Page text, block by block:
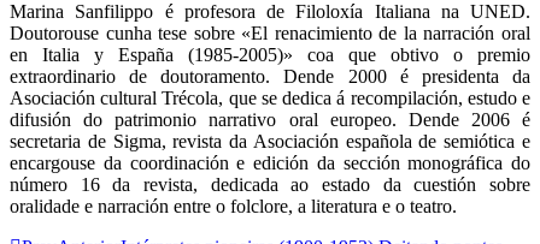
Marina Sanfilippo é profesora de Filoloxía Italiana na UNED.
Doutorouse cunha tese sobre «El renacimiento de la narración oral
en Italia y España (1985-2005)» coa que obtivo o premio
extraordinario de doutoramento. Dende 2000 é presidenta da
Asociación cultural Trécola, que se dedica á recompilación, estudo e
difusión do patrimonio narrativo oral europeo. Dende 2006 é
secretaria de Sigma, revista da Asociación española de semiótica e
encargouse da coordinación e edición da sección monográfica do
número 16 da revista, dedicada ao estado da cuestión sobre
oralidade e narración entre o folclore, a literatura e o teatro.